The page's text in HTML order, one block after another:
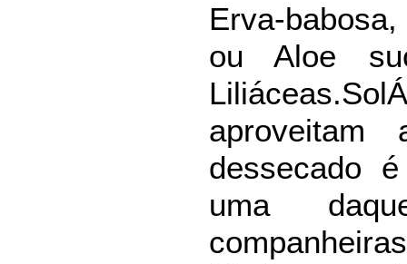
Erva-
ou Aloe
dessecado
uma